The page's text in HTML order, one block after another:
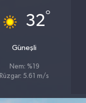
32°
Güneşli
Nem: %19
Rüzgar: 5.61 m/s